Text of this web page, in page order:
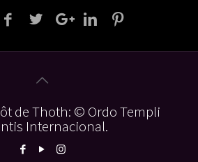
de Thoth: © Ordo Templi
Internacional.